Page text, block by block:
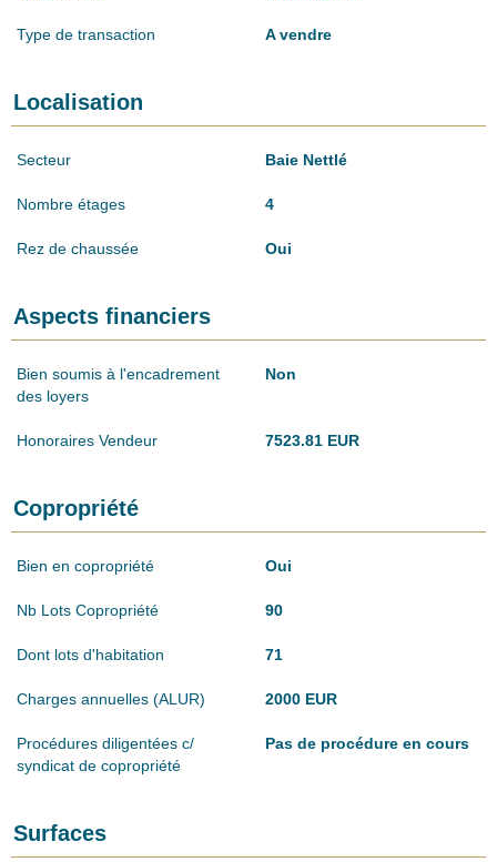
Type de transaction A vendre
Localisation
Secteur Baie Nettlé
Nombre étages 4
Rez de chaussée Oui
Aspects financiers
Bien soumis à l'encadrement
des loyers
Non
Honoraires Vendeur 7523.81 EUR
Copropriété
Bien en copropriété Oui
Nb Lots Copropriété 90
Dont lots d'habitation 71
Charges annuelles (ALUR) 2000 EUR
Procédures diligentées c/
syndicat de copropriété
Pas de procédure en cours
Surfaces